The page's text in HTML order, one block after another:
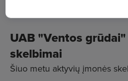
UAB "Ventos
skelbimai
Šiuo metu aktyvių įmonės